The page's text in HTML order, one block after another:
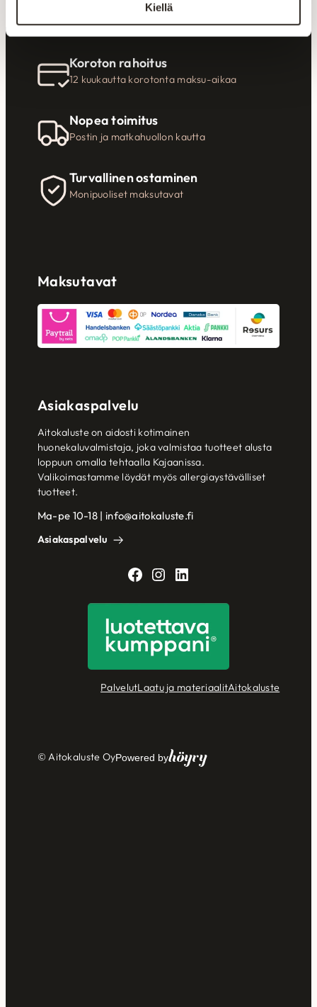
Kiellä
Koroton rahoitus
12 kuukautta korotonta maksu-aikaa
Nopea toimitus
Postin ja matkahuollon kautta
Turvallinen ostaminen
Monipuoliset maksutavat
Maksutavat
Asiakaspalvelu
Aitokaluste on aidosti kotimainen
huonekaluvalmistaja, joka valmistaa tuotteet alusta
loppuun omalla tehtaalla Kajaanissa.
Valikoimastamme löydät myös allergiaystävälliset
tuotteet.
Ma-pe 10-18 | info@aitokaluste.fi
Asiakaspalvelu
Facebook
Instagram
LinkedIn
PalvelutLaatu ja materiaalitAitokaluste
© Aitokaluste OyPowered byHöyry